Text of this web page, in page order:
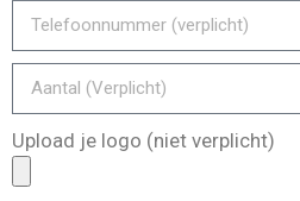
Upload je logo (niet verplicht)